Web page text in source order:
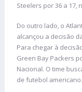
Steelers por 36 a 17,
Do outro lado, o
alcançou a decisão
Para chegar à
Green Bay Packers
Nacional. O time
de futebol americano.